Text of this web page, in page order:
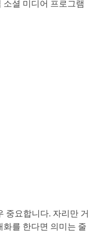
셜 미디어 프로그램
중요합니다. 자리만 거
를 한다면 의미는 줄